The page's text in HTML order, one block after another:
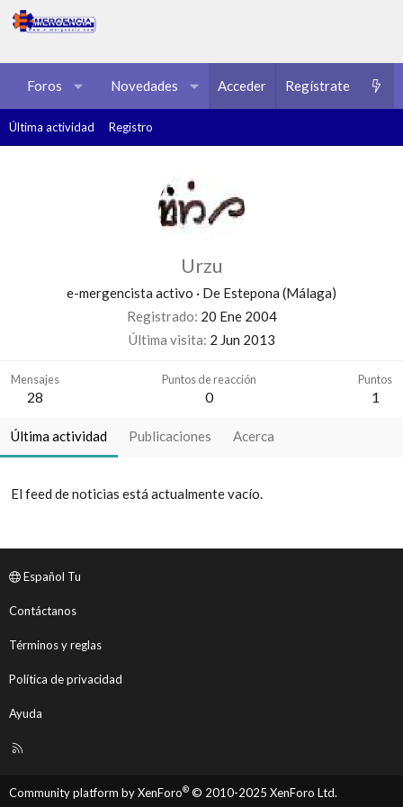
Foros Novedades Multimedia Recursos
Acceder Regístrate
Última actividad Registro
Urzu
e-mergencista activo · De Estepona (Málaga)
Registrado 20 Ene 2004
Última visita 2 Jun 2013
Mensajes
28
Puntos de reacción
0
Puntos
1
Última actividad Publicaciones Acerca
El feed de noticias está actualmente vacío.
Español Tu
Contáctanos
Términos y reglas
Política de privacidad
Ayuda
R
Community platform by XenForo® © 2010-2025 XenForo Ltd.